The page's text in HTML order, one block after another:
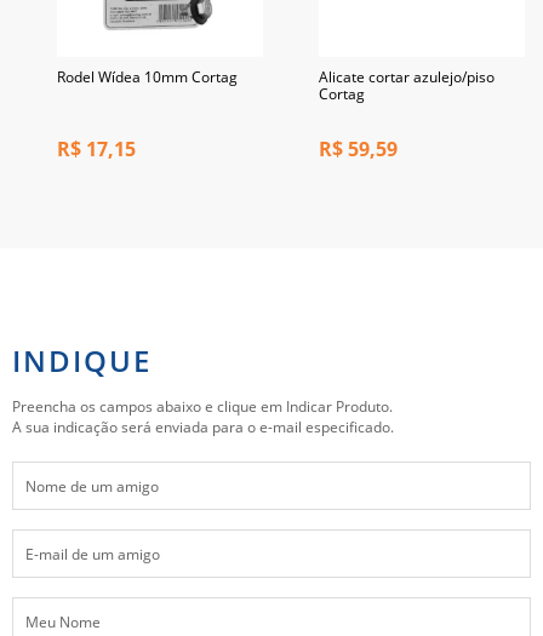
Rodel Wídea 10mm Cortag
R$ 17,15
Alicate cortar azulejo/piso
Cortag
R$59,59
INDIQUE
Preencha os campos abaixo e clique em Indicar Produto.
A sua indicação será enviada para o e-mail especificado.